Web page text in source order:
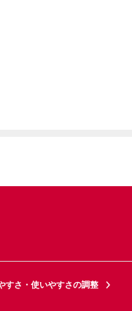
すさ・使いやすさの調整